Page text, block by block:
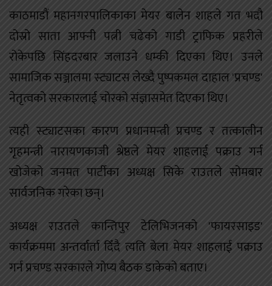
काठमाडौं महानगरपालिकाका मेयर बालेन शाहले गत भदौ
दोस्रो साता आफ्नी पत्नी चढेको गाडी ट्राफिक प्रहरीले
रोकेपछि सिंहदरबार जलाउने धम्की दिएका थिए। उनले
सामाजिक सञ्जालमा स्ट्याटस लेख्दै पुष्पकमल दाहाल 'प्रचण्ड'
नेतृत्वको सरकारलाई चोरको संज्ञासमेत दिएका थिए।
त्यही स्ट्याटसका कारण प्रधानमन्त्री प्रचण्ड र तत्कालीन
गृहमन्त्री नारायणकाजी श्रेष्ठले मेयर शाहलाई पक्राउ गर्न
खोजेको जनमत पार्टीका अध्यक्ष सिके राउतले सोमबार
सार्वजनिक गरेका छन्।
अध्यक्ष राउतले कान्तिपुर टेलिभिजनको 'फायरसाइड'
कार्यक्रममा अन्तर्वार्ता दिँदै त्यति बेला मेयर शाहलाई पक्राउ
गर्न प्रचण्ड सरकारले गोप्य बैठक डाकेको बताए।